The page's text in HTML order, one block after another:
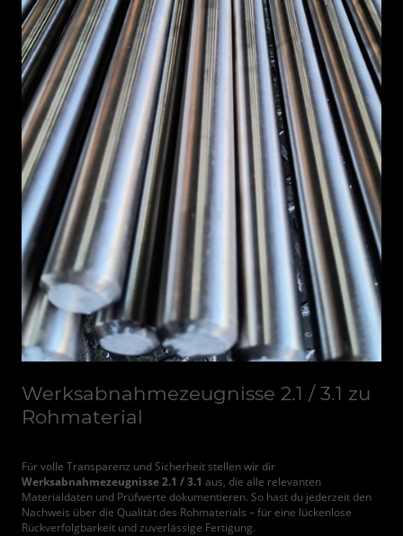
Werksabnahmezeugnisse 2.1 / 3.1 zu
Rohmaterial
Für volle Transparenz und Sicherheit stellen wir dir
Werksabnahmezeugnisse 2.1 / 3.1 aus, die alle relevanten
Materialdaten und Prüfwerte dokumentieren. So hast du jederzeit den
Nachweis über die Qualität des Rohmaterials – für eine lückenlose
Rückverfolgbarkeit und zuverlässige Fertigung.